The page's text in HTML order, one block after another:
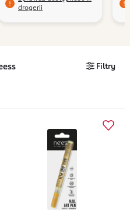
drogerii
Filtry